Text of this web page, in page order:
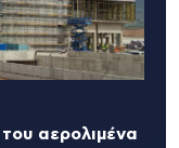
αερολιμένα